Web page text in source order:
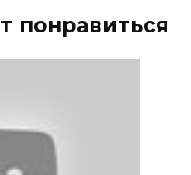
понравиться